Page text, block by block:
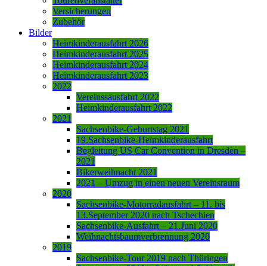
Versicherungen
Zubehör
Bilder
Heimkinderausfahrt 2026
Heimkinderausfahrt 2025
Heimkinderausfahrt 2024
Heimkinderausfahrt 2023
2022
Vereinssausfahrt 2022
Heimkinderausfahrt 2022
2021
Sachsenbike-Geburtstag 2021
19.Sachsenbike-Heimkinderausfahrt
Begleitung US Car Convention in Dresden –
2021
Bikerweihnacht 2021
2021 – Umzug in einen neuen Vereinsraum
2020
Sachsenbike-Motorradausfahrt – 11. bis
13.September 2020 nach Tschechien
Sachsenbike-Ausfahrt – 21.Juni 2020
Weihnachtsbaumverbrennung 2020
2019
Sachsenbike-Tour 2019 nach Thüringen